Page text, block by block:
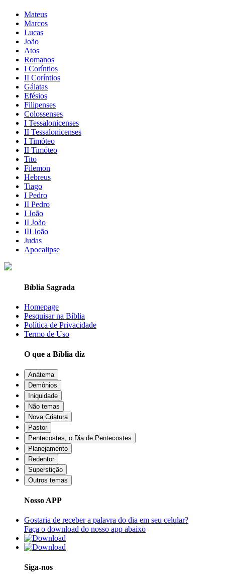
Mateus
Marcos
Lucas
João
Atos
Romanos
I Coríntios
II Coríntios
Gálatas
Efésios
Filipenses
Colossenses
I Tessalonicenses
II Tessalonicenses
I Timóteo
II Timóteo
Tito
Filemon
Hebreus
Tiago
I Pedro
II Pedro
I João
II João
III João
Judas
Apocalipse
Bíblia Sagrada
Homepage
Pesquisar na Bíblia
Política de Privacidade
Termo de Uso
O que a Bíblia diz
Anátema
Demônios
Iniquidade
Não temas
Nova Criatura
Pastor
Pentecostes, o Dia de Pentecostes
Planejamento
Redentor
Superstição
Outros temas
Nosso APP
Gostaria de receber a palavra do dia em seu celular?
Faça o download do nosso app abaixo
Siga-nos